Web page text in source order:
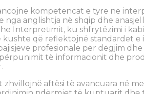
kompetencat e tyre në
anglishtja në shqip dhe
Interpretimit, ku shfrytëzimi i
që reflektojnë standardet
profesionale për dëgjim
të informacionit dhe
aftësi të avancuara në